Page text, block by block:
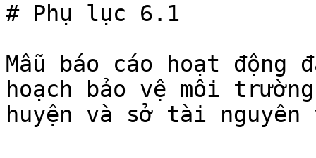
# Phụ lục 6.1
Mẫu báo cáo hoạt động
hoạch bảo vệ môi